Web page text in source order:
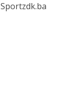
Sportzdk.ba